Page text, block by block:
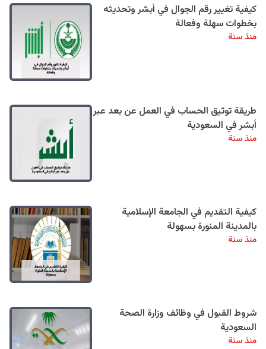
كيفية تغيير رقم الجوال في أبشر وتحديثه
بخطوات سهلة وفعالة
منذ سنة
طريقة توثيق الحساب في العمل عن بعد عبر
أبشر في السعودية
منذ سنة
كيفية التقديم في الجامعة الإسلامية
بالمدينة المنورة بسهولة
منذ سنة
شروط القبول في وظائف وزارة الصحة
السعودية
منذ سنة